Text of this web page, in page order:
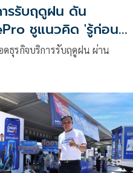
ารรับฤดูฝน ดัน
ชูแนวคิด 'รู้ก่อน
งป้องกันครบวงจร
ธุรกิจบริการรับฤดูฝน ผ่าน